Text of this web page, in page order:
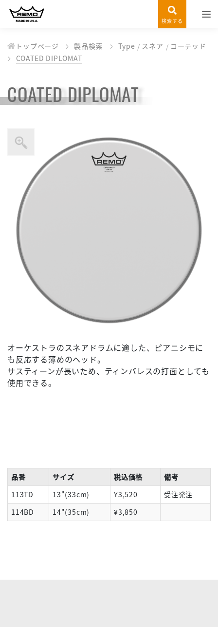
検索する
トップページ 製品検索 Type スネア
コーテッド
COATED DIPLOMAT
COATED DIPLOMAT
オーケストラのスネアドラムに適した、ピアニシモに
も反応する薄めのヘッド。
サスティーンが長いため、ティンバレスの打面としても
使用できる。
品番 サイズ 税込価格
備考
113TD
13"(33cm) ¥3,520
受注発注
114BD
14"(35cm) ¥3,850